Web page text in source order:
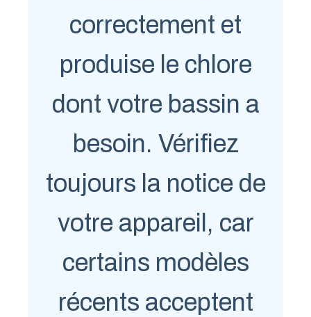
correctement et
produise le chlore
dont votre bassin a
besoin. Vérifiez
toujours la notice de
votre appareil, car
certains modèles
récents acceptent